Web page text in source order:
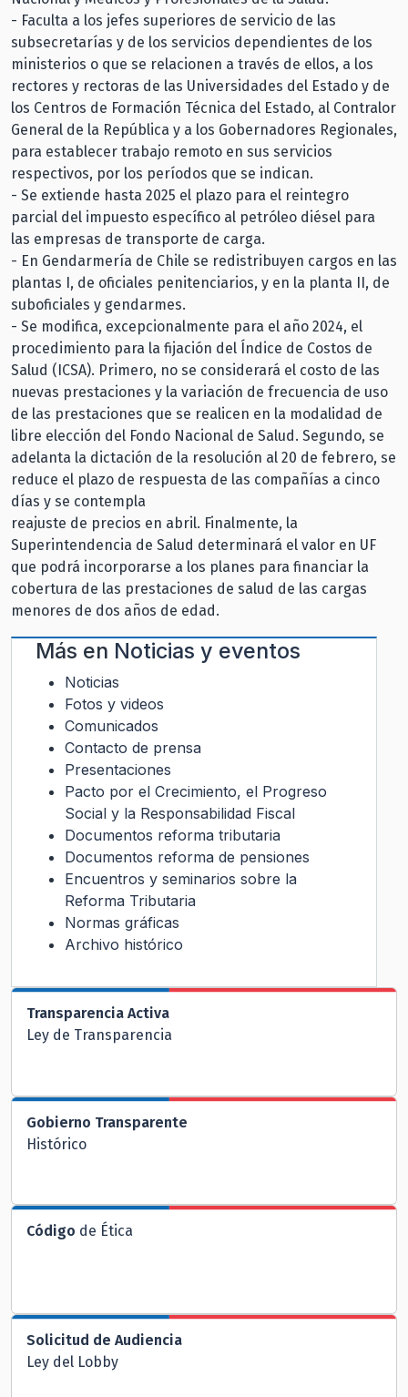
- Faculta a los jefes superiores de servicio de las
subsecretarías y de los servicios dependientes de los
ministerios o que se relacionen a través de ellos, a los
rectores y rectoras de las Universidades del Estado y de
los Centros de Formación Técnica del Estado, al Contralor
General de la República y a los Gobernadores Regionales,
para establecer trabajo remoto en sus servicios
respectivos, por los períodos que se indican.
- Se extiende hasta 2025 el plazo para el reintegro
parcial del impuesto específico al petróleo diésel para
las empresas de transporte de carga.
- En Gendarmería de Chile se redistribuyen cargos en las
plantas I, de oficiales penitenciarios, y en la planta II, de
suboficiales y gendarmes.
- Se modifica, excepcionalmente para el año 2024, el
procedimiento para la fijación del Índice de Costos de
Salud (ICSA). Primero, no se considerará el costo de las
nuevas prestaciones y la variación de frecuencia de uso
de las prestaciones que se realicen en la modalidad de
libre elección del Fondo Nacional de Salud. Segundo, se
adelanta la dictación de la resolución al 20 de febrero, se
reduce el plazo de respuesta de las compañías a cinco
días y se contempla
reajuste de precios en abril. Finalmente, la
Superintendencia de Salud determinará el valor en UF
que podrá incorporarse a los planes para financiar la
cobertura de las prestaciones de salud de las cargas
menores de dos años de edad.
Más en Noticias y eventos
Noticias
Fotos y videos
Comunicados
Contacto de prensa
Presentaciones
Pacto por el Crecimiento, el Progreso
Social y la Responsabilidad Fiscal
Documentos reforma tributaria
Documentos reforma de pensiones
Encuentros y seminarios sobre la
Reforma Tributaria
Normas gráficas
Archivo histórico
Transparencia Activa
Ley de Transparencia
Gobierno Transparente
Histórico
Código de Ética
Solicitud de Audiencia
Ley del Lobby